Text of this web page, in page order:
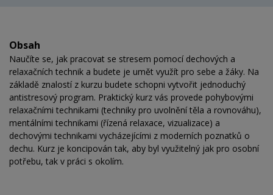
Obsah
Naučíte se, jak pracovat se stresem pomocí dechových a
relaxačních technik a budete je umět využít pro sebe a žáky. Na
základě znalostí z kurzu budete schopni vytvořit jednoduchý
antistresový program. Praktický kurz vás provede pohybovými
relaxačními technikami (techniky pro uvolnění těla a rovnováhu),
mentálními technikami (řízená relaxace, vizualizace) a
dechovými technikami vycházejícími z moderních poznatků o
dechu. Kurz je koncipován tak, aby byl využitelný jak pro osobní
potřebu, tak v práci s okolím.